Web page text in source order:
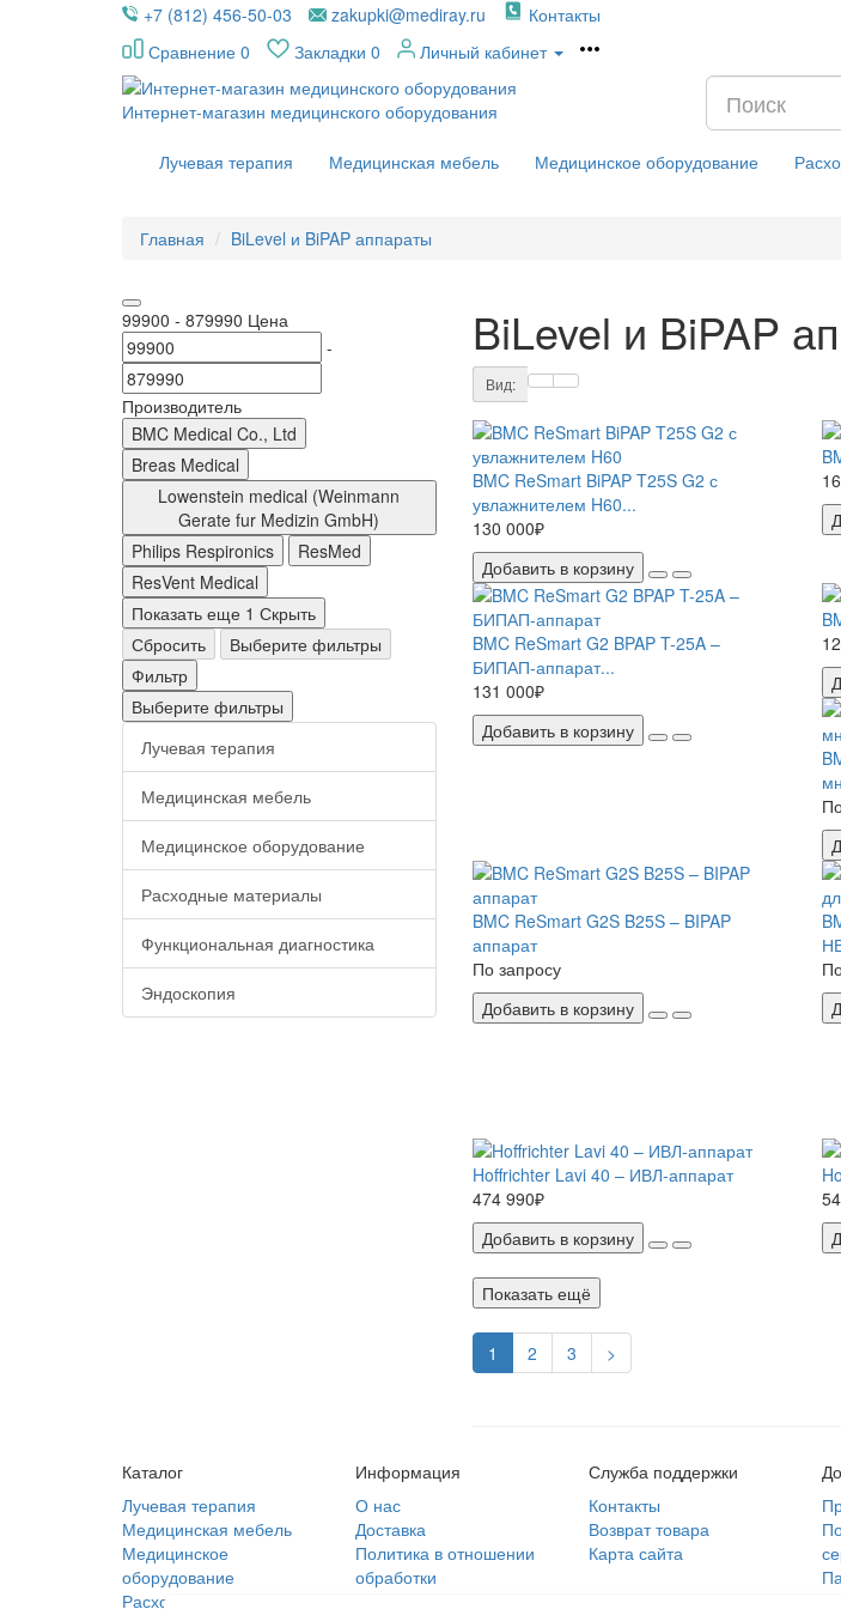
+7 (812) 456-50-03 zakupki@mediray.ru
Контакты
Сравнение 0 Закладки 0 Личный кабинет
Интернет-магазин медицинского оборудования
Лучевая терапия Медицинская мебель Медицинское оборудование
Главная BiLevel и BiPAP аппараты
99900 - 879990 Цена
-
Производитель
BMC Medical Co., Ltd
Breas Medical
Lowenstein medical (Weinmann
Gerate fur Medizin GmbH)
Philips Respironics
ResMed
ResVent Medical
Показать еще 1 Скрыть
Сбросить
Выберите фильтры
Фильтр
Выберите фильтры
Лучевая терапия
Медицинская мебель
Медицинское оборудование
Расходные материалы
Функциональная диагностика
Эндоскопия
BiLevel и BiPAP
Вид:
BMC ReSmart BiPAP T25S G2 с
увлажнителем H60...
130 000₽
Добавить в корзину
BMC ReSmart G2 BPAP T-25A –
БИПАП-аппарат...
131 000₽
Добавить в корзину
BMC ReSmart G2S B25S – BIPAP
аппарат
По запросу
Добавить в корзину
Hoffrichter Lavi 40 – ИВЛ-аппарат
474 990₽
Добавить в корзину
Показать ещё
1 2 3 >
Каталог
Лучевая терапия
Медицинская мебель
Медицинское
оборудование
Расходные материалы
Информация
О нас
Доставка
Политика в отношении
обработки
Служба поддержки
Контакты
Возврат товара
Карта сайта